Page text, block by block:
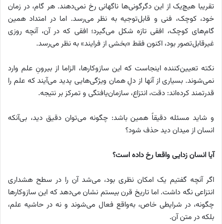
تقریبا هیچ‌یک از این دگرگونی‌ها ناگهانی رخ نمی‌دهند. هر گام، در زمان
خود، کوچک، فنی و قابل‌توجیه به نظر می‌رسد. اما در امتداد همین
گام‌های کوچک، افقی تازه شکل می‌گیرد؛ افقی که در آن، آنچه روزی
غیرقابل‌تصور بود، اکنون فقط «بخشی از فرایند» به نظر می‌رسد.
نکته تعیین‌کننده اینجاست که این سازوکارها، الزاما از بیرونِ علم وارد
نمی‌شوند. بسیاری از آنها از دلِ همان ویژگی‌هایی پدید می‌آیند که علم را
قدرتمند کرده‌اند: دقت، انتزاع، سازمان‌یافتگی و تمرکز بر نتیجه.
و شاید مسئله دقیقاً همین باشد: چگونه می‌توان دقیق دید، بی‌آنکه
انسان از میدان دید حذف شود؟
آیا انسان زدایی واقعا رخ داده است؟
اگر آنچه گفتیم یک امکان نظری بود، می‌شد آن را در سطح هشداری
انتزاعی نگه داشت. اما تاریخ قرن بیستم نشان می‌دهد که این سازوکارها
چگونه، در شرایطی خاص، به‌واقع فعال می‌شوند و نه در حاشیه علم،
بلکه در متن آن.